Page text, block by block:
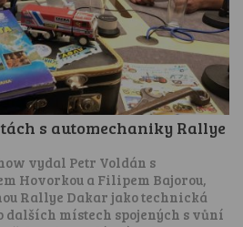
s automechaniky Rallye
vydal Petr Voldán s
Hovorkou a Filipem Bajorou,
Rallye Dakar jako technická
dalších místech spojených s vůní